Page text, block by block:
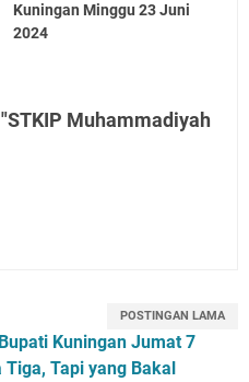
Kuningan Minggu 23 Juni
2024
Muhammadiyah
POSTINGAN LAMA
Kuningan Jumat 7
Tapi yang Bakal